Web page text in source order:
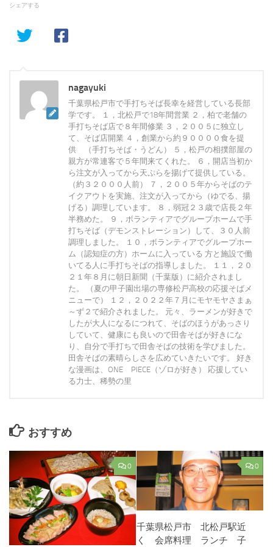
シェアする
nagayuki
千葉県松戸市で手打ちそば長幸を経営している長部
学です。 １，北松戸で18年間営業 ２，柏で老舗の
手打ちそば店で８年間修業 ３，２００５に独立し
て、そば店開業 ４，創業から約９００００食を提
供 （手打ちそば・うどん） ５，松戸の相撲部屋の
親方が常連客で５年間来てくれた。 ６，開店当初か
ら注文が入ってから天ぷらを揚げて提供している。
（約３２０００人前） ７，２００５年からそばのテ
イクアウトを実施、注文が入ってから（ゆでる、揚
げる）調理しています。 ８，弱冠２３歳で店長２年
半務めた。 ９，ボランティアでグループホームで手
打ちそば（デモンストレーション）して、３０人前
調理しました。 １０，ボランティアでグループホー
ム（認知症の方）ホームに入っている 方と施設で働
いてる人に手打ちそばの指導しました。 １１，２０
２１年８月に朝日新聞（千葉版）に紹介されまし
た。 （夏の甲子園出場の専修松戸高校の応援そばメ
ニューで） １２，２０２２年７月にモヤモヤさまぁ
～ず２で紹介されました。 元々、ラーメンが好きで
したが大人になるにつれて、そばのほうがあっさり
していて、健康にも良いので田舎そばが好きにな
り、自分で手打ちで田舎そばの技術を学びました。
田舎そばの素晴らしさを広めていきたいです。 好き
な漫画は、ONE PIECE（ゾロが好き） 応援してい
る力士、稀勢の里
おすすめ
0 0
千葉県松戸市 北松戸駅近
く 会席料理 ランチ 子